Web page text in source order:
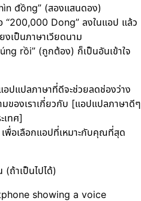
đồng” (สองแสนดอง)
Dong” ลงในแอป แล้ว
งเป็นภาษาเวียดนาม
rồi” (ถูกต้อง) ก็เป็นอันเข้าใจ
แปลภาษาที่ดีจะช่วยลดช่องว่าง
ของเราเกี่ยวกับ [แอปแปลภาษาดีๆ
เทศ]
พื่อเลือกแอปที่เหมาะกับคุณที่สุด
ถ้าเป็นไปได้)
showing a voice